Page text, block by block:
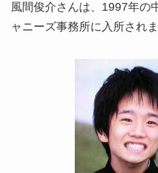
風間俊介さんは、1997年の
ャニーズ事務所に入所されま